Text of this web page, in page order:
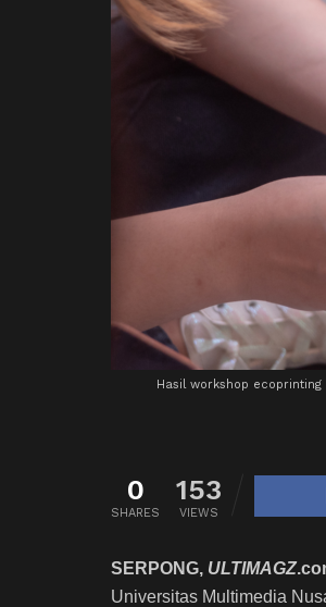
Hasil workshop ecoprinting
0
SHARES
153
VIEWS
SERPONG, ULTIMAGZ
Universitas Multimedia